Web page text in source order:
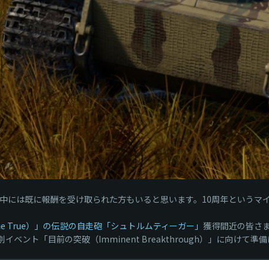
には既に報酬を受け取られた方もいると思います。10周年という
）」の伝説の自走砲「シュトルムティーガー」 獲得間近の皆さ
イベント「目前の突破（Imminent Breakthrough）」に向けて準備